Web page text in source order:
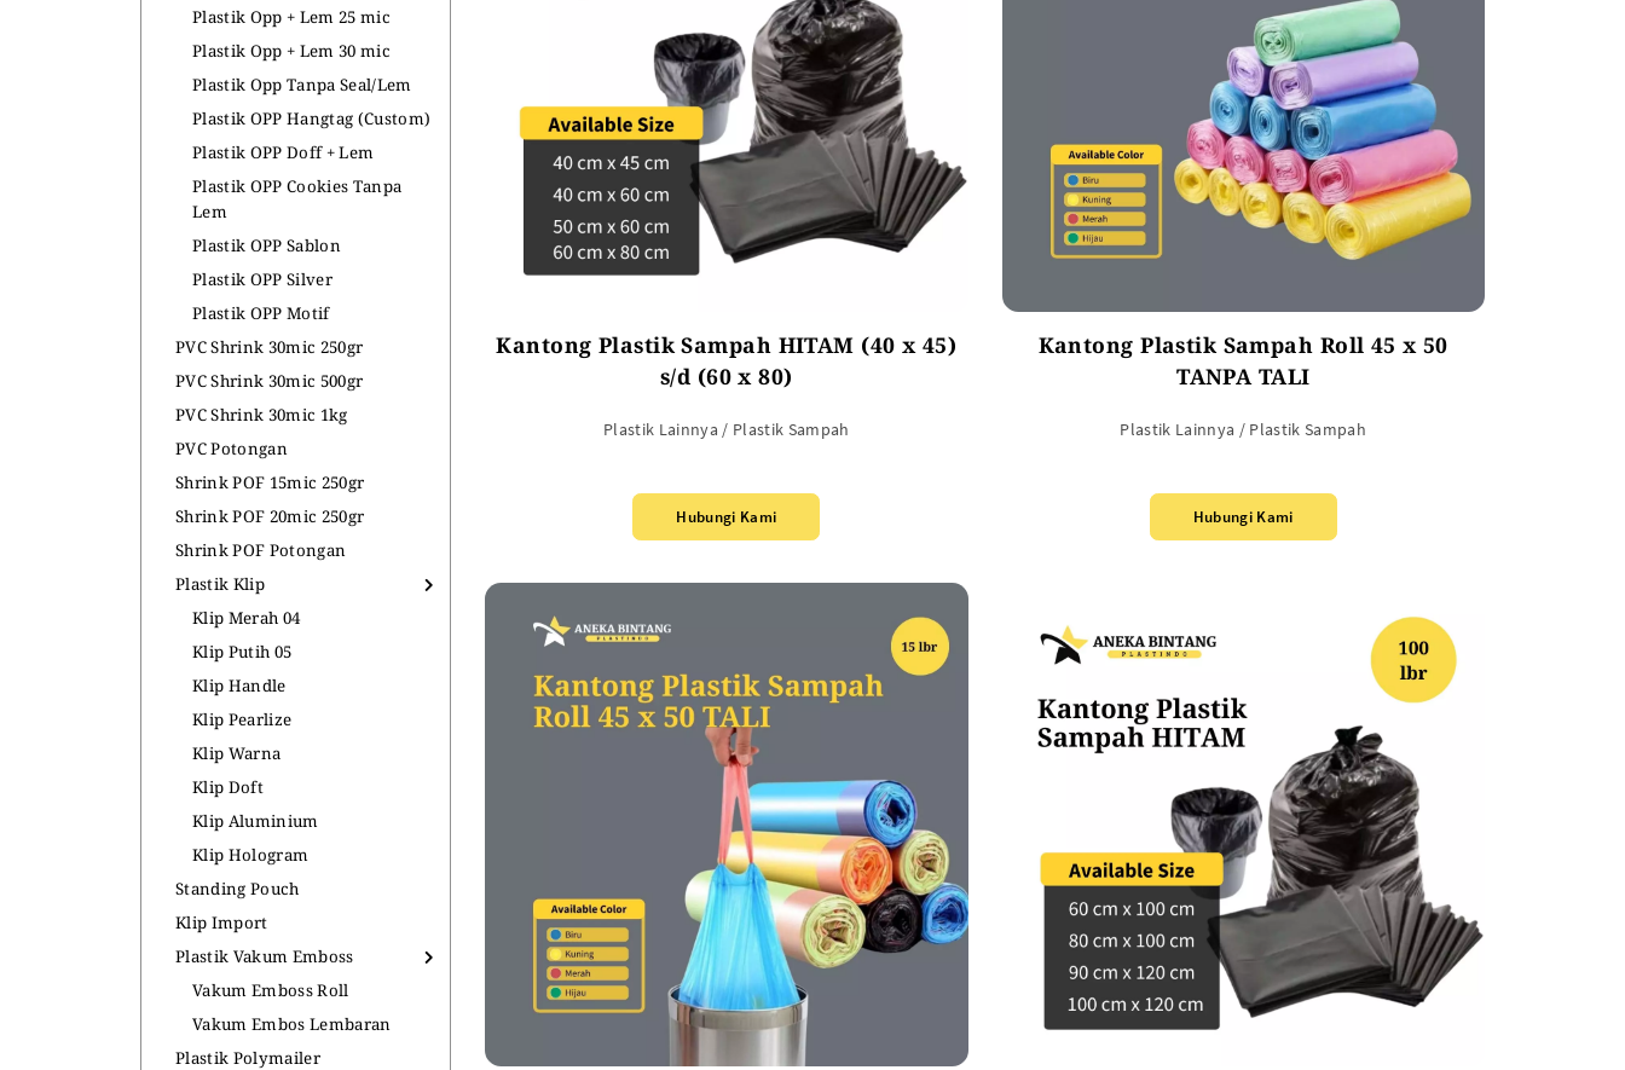
Kertas Bungkus
ALAT PEMANAS PLASTIK PLASTIK DAN TAS MBG SEMUA PRODUK
Plastik Opp + Lem 25 mic
Plastik Opp + Lem 30 mic
Plastik Opp Tanpa Seal/Lem
Plastik OPP Hangtag (Custom)
Plastik OPP Doff + Lem
Plastik OPP Cookies Tanpa
Lem
Plastik OPP Sablon
Plastik OPP Silver
Plastik OPP Motif
PVC Shrink 30mic 250gr
PVC Shrink 30mic 500gr
PVC Shrink 30mic 1kg
PVC Potongan
Shrink POF 15mic 250gr
Shrink POF 20mic 250gr
Shrink POF Potongan
Plastik Klip
Klip Merah 04
Klip Putih 05
Klip Handle
Klip Pearlize
Klip Warna
Klip Doft
Klip Aluminium
Klip Hologram
Standing Pouch
Klip Import
Plastik Vakum Emboss
Vakum Emboss Roll
Vakum Embos Lembaran
Plastik Polymailer
Kantong Plastik Sampah HITAM (40 x 45)
s/d (60 x 80)
Plastik Lainnya / Plastik Sampah
Hubungi Kami
Kantong Plastik Sampah Roll 45 x 50
TANPA TALI
Plastik Lainnya / Plastik Sampah
Hubungi Kami